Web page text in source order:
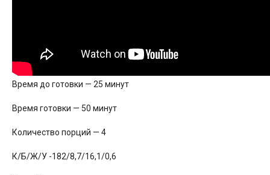
Время до готовки — 25 минут
Время готовки — 50 минут
Количество порций — 4
К/Б/Ж/У -182/8,7/16,1/0,6